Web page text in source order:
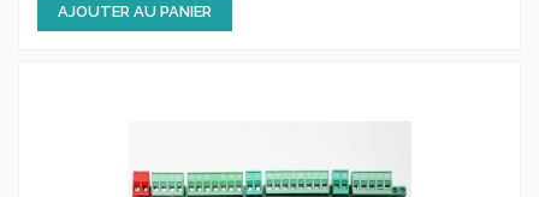
AJOUTER AU PANIER